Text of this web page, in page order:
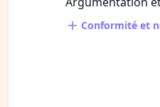
Conformité et